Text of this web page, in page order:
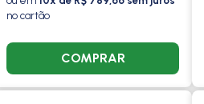
no cartão
COMPRAR